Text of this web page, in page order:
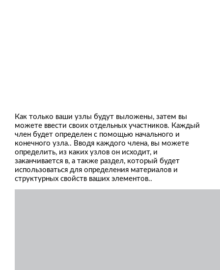
Как только ваши узлы будут выложены, затем вы
можете ввести своих отдельных участников. Каждый
член будет определен с помощью начального и
конечного узла.. Вводя каждого члена, вы можете
определить, из каких узлов он исходит, и
заканчивается в, а также раздел, который будет
использоваться для определения материалов и
структурных свойств ваших элементов..